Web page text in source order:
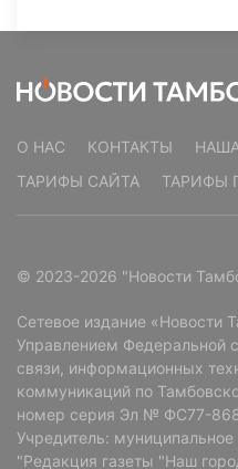
О НАС КОНТАКТЫ
ТАРИФЫ САЙТА
ТАРИФЫ
© 2023-2026 "Новости
Сетевое издание «Новости
Управлением Федеральной
связи, информационных
коммуникаций по
номер серия Эл № ФС77-
Учредитель:
"Редакция газеты "Наш